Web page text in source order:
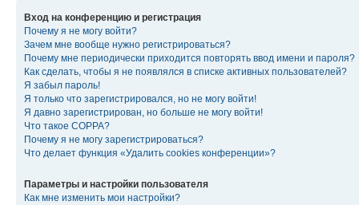
Вход на конференцию и регистрация
Почему я не могу войти?
Зачем мне вообще нужно регистрироваться?
Почему мне периодически приходится повторять ввод имени и пароля?
Как сделать, чтобы я не появлялся в списке активных пользователей?
Я забыл пароль!
Я только что зарегистрировался, но не могу войти!
Я давно зарегистрирован, но больше не могу войти!
Что такое COPPA?
Почему я не могу зарегистрироваться?
Что делает функция «Удалить cookies конференции»?
Параметры и настройки пользователя
Как мне изменить мои настройки?